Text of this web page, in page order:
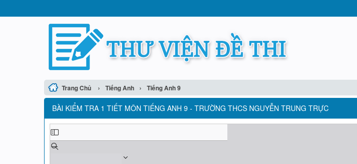
Trang Chủ › Tiếng Anh › Tiếng Anh 9
BÀI KIỂM TRA 1 TIẾT MÔN TIẾNG ANH 9 - TRƯỜNG THCS NGUYỄN TRUNG TRỰC